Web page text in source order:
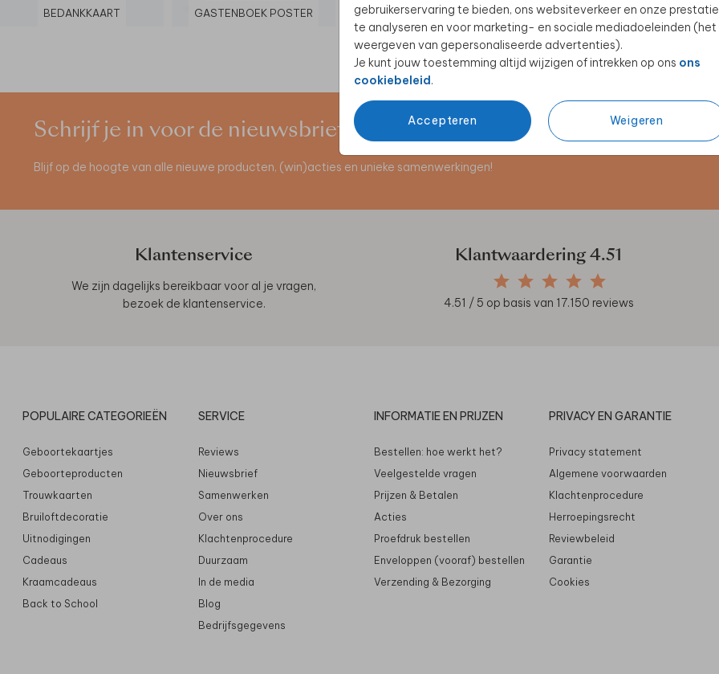
gebruikerservaring te bieden, ons websiteverkeer en onze
te analyseren en voor marketing- en sociale mediadoeleinden (het
weergeven van gepersonaliseerde advertenties).
Je kunt jouw toestemming altijd wijzigen of intrekken op ons ons
cookiebeleid.
Accepteren Weigeren
BEDANKKAART GASTENBOEK POSTER MENUKAART FLESHANGER GASTENBOEK
Schrijf je in voor de nieuwsbrief
Blijf op de hoogte van alle nieuwe producten, (win)acties en unieke samenwerkingen!
Klantenservice
We zijn dagelijks bereikbaar voor al je vragen,
bezoek de klantenservice.
Klantwaardering4.51
4.51 / 5 op basis van 17.150 reviews
POPULAIRE CATEGORIEËN
Geboortekaartjes
Geboorteproducten
Trouwkaarten
Bruiloftdecoratie
Uitnodigingen
Cadeaus
Kraamcadeaus
Back to School
SERVICE
Reviews
Nieuwsbrief
Samenwerken
Over ons
Klachtenprocedure
Duurzaam
In de media
Blog
Bedrijfsgegevens
INFORMATIE EN PRIJZEN
Bestellen: hoe werkt het?
Veelgestelde vragen
Prijzen & Betalen
Acties
Proefdruk bestellen
Enveloppen (vooraf) bestellen
Verzending & Bezorging
PRIVACY EN GARANTIE
Privacy statement
Algemene voorwaarden
Klachtenprocedure
Herroepingsrecht
Reviewbeleid
Garantie
Cookies